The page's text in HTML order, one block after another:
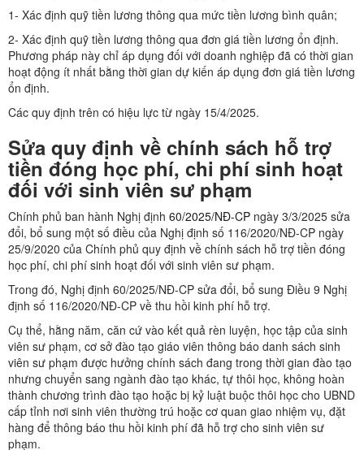
1- Xác định quỹ tiền lương thông qua mức tiền lương bình quân;
2- Xác định quỹ tiền lương thông qua đơn giá tiền lương ổn định.
Phương pháp này chỉ áp dụng đối với doanh nghiệp đã có thời gian
hoạt động ít nhất bằng thời gian dự kiến áp dụng đơn giá tiền lương
ổn định.
Các quy định trên có hiệu lực từ ngày 15/4/2025.
Sửa quy định về chính sách hỗ trợ
tiền đóng học phí, chi phí sinh hoạt
đối với sinh viên sư phạm
Chính phủ ban hành Nghị định 60/2025/NĐ-CP ngày 3/3/2025 sửa
đổi, bổ sung một số điều của Nghị định số 116/2020/NĐ-CP ngày
25/9/2020 của Chính phủ quy định về chính sách hỗ trợ tiền đóng
học phí, chi phí sinh hoạt đối với sinh viên sư phạm.
Trong đó, Nghị định 60/2025/NĐ-CP sửa đổi, bổ sung Điều 9 Nghị
định số 116/2020/NĐ-CP về thu hồi kinh phí hỗ trợ.
Cụ thể, hằng năm, căn cứ vào kết quả rèn luyện, học tập của sinh
viên sư phạm, cơ sở đào tạo giáo viên thông báo danh sách sinh
viên sư phạm được hưởng chính sách đang trong thời gian đào tạo
nhưng chuyển sang ngành đào tạo khác, tự thôi học, không hoàn
thành chương trình đào tạo hoặc bị kỷ luật buộc thôi học cho UBND
cấp tỉnh nơi sinh viên thường trú hoặc cơ quan giao nhiệm vụ, đặt
hàng để thông báo thu hồi kinh phí đã hỗ trợ cho sinh viên sư
phạm.